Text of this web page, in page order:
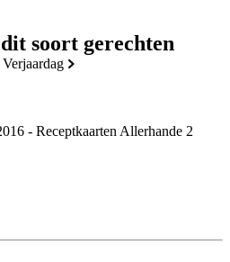
soort gerechten
verjaardag
- Receptkaarten Allerhande 2